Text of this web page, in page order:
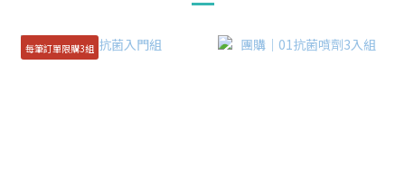
每筆訂單限購3組